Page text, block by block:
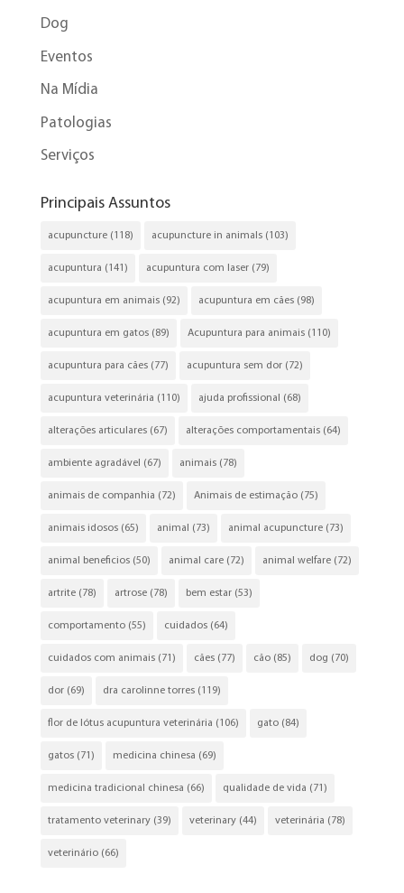
Dog
Eventos
Na Mídia
Patologias
Serviços
Principais Assuntos
acupuncture(118) acupuncture in animals(103)
acupuntura (141) acupuntura com laser(79)
acupuntura em animais(92) acupuntura em cães(98)
acupuntura em gatos(89) Acupuntura para animais(110)
acupuntura para cães(77) acupuntura sem dor(72)
acupuntura veterinária (110) ajuda profissional (68)
alterações articulares(67) alterações comportamentais(64)
ambiente agradável (67) animais(78)
animais de companhia (72) Animais de estimação(75)
animais idosos(65) animal (73) animal acupuncture(73)
animal beneficios(50) animal care(72) animal welfare(72)
artrite(78) artrose(78) bem estar(53)
comportamento(55) cuidados(64)
cuidados com animais(71) cães(77) cão(85) dog (70)
dor(69) dra carolinne torres(119)
flor de lótus acupuntura veterinária (106) gato(84)
gatos(71) medicina chinesa (69)
medicina tradicional chinesa (66) qualidade de vida (71)
tratamento veterinary(39) veterinary(44) veterinária (78)
veterinário(66)